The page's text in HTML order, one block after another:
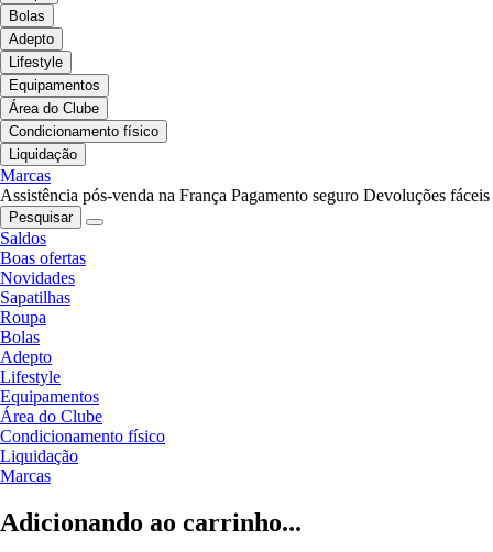
Bolas
Adepto
Lifestyle
Equipamentos
Área do Clube
Condicionamento físico
Liquidação
Marcas
Assistência pós-venda na França Pagamento seguro Devoluções fáceis
Pesquisar
Saldos
Boas ofertas
Novidades
Sapatilhas
Roupa
Bolas
Adepto
Lifestyle
Equipamentos
Área do Clube
Condicionamento físico
Liquidação
Marcas
Adicionando ao carrinho...